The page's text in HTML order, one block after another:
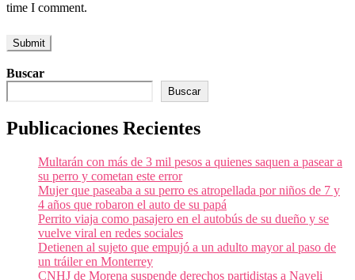
time I comment.
Buscar
Buscar
Publicaciones Recientes
Multarán con más de 3 mil pesos a quienes saquen a pasear a
su perro y cometan este error
Mujer que paseaba a su perro es atropellada por niños de 7 y
4 años que robaron el auto de su papá
Perrito viaja como pasajero en el autobús de su dueño y se
vuelve viral en redes sociales
Detienen al sujeto que empujó a un adulto mayor al paso de
un tráiler en Monterrey
CNHJ de Morena suspende derechos partidistas a Nayeli